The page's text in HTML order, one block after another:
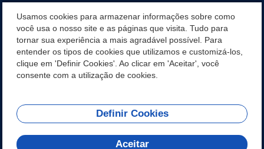
NOTÍCIAS
APLICATIVO
REDES SOCIAIS
Usamos cookies para armazenar informações sobre como
você usa o nosso site e as páginas que visita. Tudo para
tornar sua experiência a mais agradável possível. Para
entender os tipos de cookies que utilizamos e customizá-los,
clique em 'Definir Cookies'. Ao clicar em 'Aceitar', você
consente com a utilização de cookies.
Definir Cookies
Aceitar